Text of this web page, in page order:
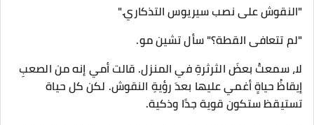
"النقوش على نصب سيريوس التذكاري."
"لم تتعافى القطة؟" سأل تشين مو.
لا، سمعتُ بعضَ الثرثرةِ في المنزل. قالت أمي إنه من الصعبِ
إيقاظُ حياةٍ أغمي عليها بعدَ رؤيةِ النقوش. لكن كل حياة
تستيقظ ستكون قوية جدًا وذكية.